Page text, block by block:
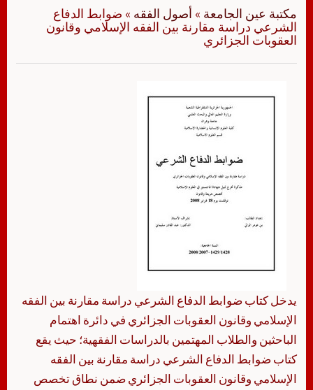
مكتبة عين الجامعة » أصول الفقه » ضوابط الدفاع
الشرعي دراسة مقارنة بين الفقه الإسلامي وقانون
العقوبات الجزائري
يدخل كتاب ضوابط الدفاع الشرعي دراسة مقارنة بين الفقه
الإسلامي وقانون العقوبات الجزائري في دائرة اهتمام
الباحثين والطلاب المهتمين بالدراسات الفقهية؛ حيث يقع
كتاب ضوابط الدفاع الشرعي دراسة مقارنة بين الفقه
الإسلامي وقانون العقوبات الجزائري ضمن نطاق تخصص